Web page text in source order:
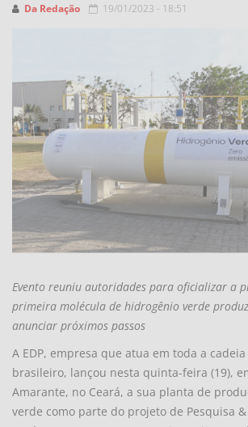
Da Redação 19/01/2023 - 18:51
Evento reuniu autoridades para oficializar a
primeira molécula de hidrogênio verde
anunciar próximos passos
A EDP, empresa que atua em toda a
brasileiro, lançou nesta quinta-feira (19),
Amarante, no Ceará, a sua planta de
verde como parte do projeto de Pesquisa